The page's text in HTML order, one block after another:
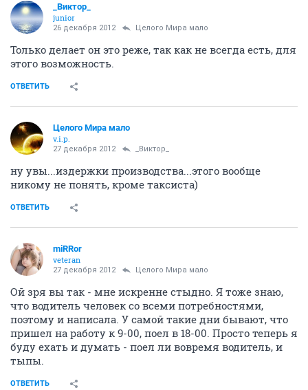
_Виктор_
juniоr
26 декабря 2012 Целого Мира мало
Только делает он это реже, так как не всегда есть, для
этого возможность.
ОТВЕТИТЬ
Целого Мира мало
v.i.p.
27 декабря 2012 _Виктор_
ну увы...издержки производства...этого вообще
никому не понять, кроме таксиста)
ОТВЕТИТЬ
miRRor
veteran
27 декабря 2012 Целого Мира мало
Ой зря вы так - мне искренне стыдно. Я тоже знаю,
что водитель человек со всеми потребностями,
поэтому и написала. У самой такие дни бывают, что
пришел на работу к 9-00, поел в 18-00. Просто теперь я
буду ехать и думать - поел ли вовремя водитель, и
тыпы.
ОТВЕТИТЬ